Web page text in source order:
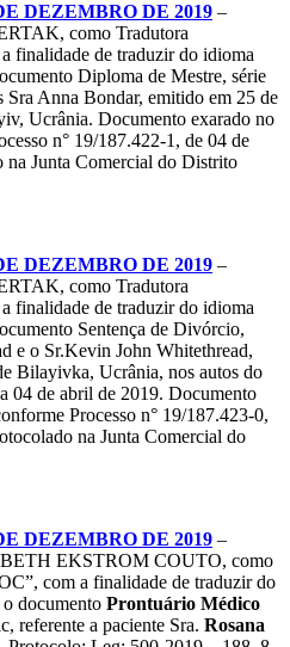
DEZEMBRO DE 2019 –
como Tradutora
finalidade de traduzir do idioma
Diploma de Mestre, série
Anna Bondar, emitido em 25 de
Ucrânia. Documento exarado no
n° 19/187.422-1, de 04 de
na Junta Comercial do Distrito
DEZEMBRO DE 2019 –
como Tradutora
finalidade de traduzir do idioma
Sentença de Divórcio,
e o Sr.Kevin John Whitethread,
Bilayivka, Ucrânia, nos autos do
04 de abril de 2019. Documento
Processo n° 19/187.423-0,
na Junta Comercial do
DEZEMBRO DE 2019 –
EKSTROM COUTO, como
com a finalidade de traduzir do
documento Prontuário Médico
referente a paciente Sra. Rosana